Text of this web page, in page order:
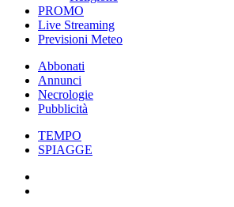
PROMO
Live Streaming
Previsioni Meteo
Abbonati
Annunci
Necrologie
Pubblicità
TEMPO
SPIAGGE